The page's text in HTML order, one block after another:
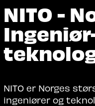
NITO -
NITO er Norges
ingeniører og